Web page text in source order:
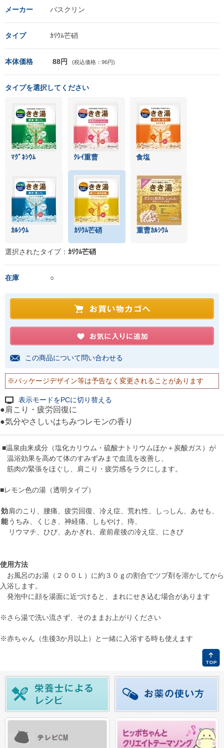
メーカー バスクリン
タイプ ｶﾘｳﾑ芒硝
本体価格 88円 (税込価格：96円)
タイプを選択してください
ﾏｸﾞﾈｼｳﾑ ｸﾚｲ重曹 食塩
ｶﾙｼｳﾑ ｶﾘｳﾑ芒硝 重曹ｶﾙｼｳﾑ
選択されたタイプ： ｶﾘｳﾑ芒硝
在庫 ○
この商品について問い合わせる
※パッケージデザイン等は予告なく変更されることがあります
表示モードをPCに切り替える
●肩こり・疲労回復に
●気分やさしいはちみつレモンの香り
■温泉由来成分（塩化カリウム・硫酸ナトリウムほか＋炭酸ガス）が
温浴効果を高めて体のすみずみまで血流を改善し、
筋肉の緊張をほぐし、肩こり・疲労感をラクにします。
■レモン色の湯（透明タイプ）
効
能
肩のこり、腰痛、疲労回復、冷え症、荒れ性、しっしん、あせも、
うちみ、くじき、神経痛、しもやけ、痔、
リウマチ、ひび、あかぎれ、産前産後の冷え症、にきび
使用方法
お風呂のお湯（２００Ｌ）に約３０ｇの割合でツブ剤を溶かしてから
入浴します。
発泡中に顔を湯面に近づけると、まれにせき込む場合があります
※さら湯で洗い流さず、そのままお上がりください
※赤ちゃん（生後3か月以上）と一緒に入浴する時も使えます